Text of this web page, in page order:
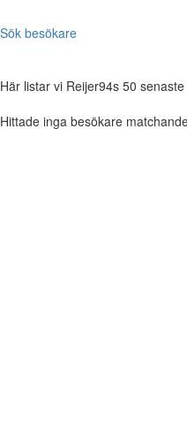
Sök besökare
Här listar vi Reijer94s 50
Hittade inga besökare